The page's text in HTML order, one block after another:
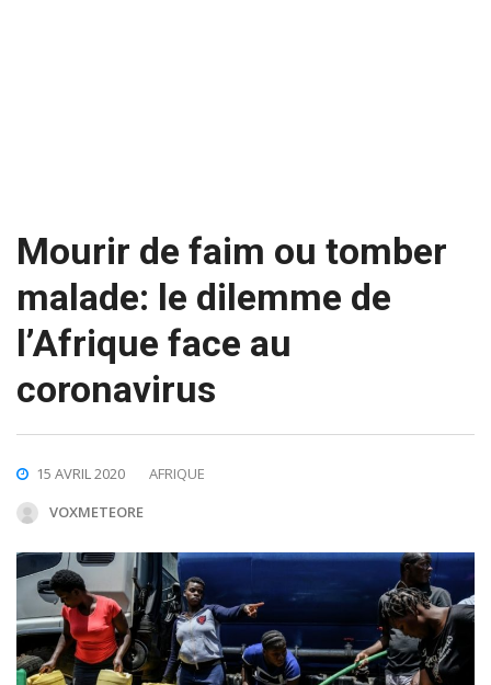
Mourir de faim ou tomber
malade: le dilemme de
l’Afrique face au
coronavirus
15 AVRIL 2020
AFRIQUE
VOXMETEORE